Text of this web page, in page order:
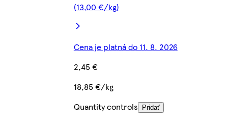
(13,00 €/kg)
Cena je platná do 11. 8. 2026
2,45 €
18,85 €/kg
Quantity controls
Pridať